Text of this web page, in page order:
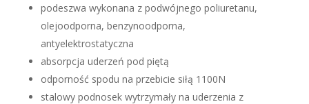
podeszwa wykonana z podwójnego poliuretanu,
olejoodporna, benzynoodporna,
antyelektrostatyczna
absorpcja uderzeń pod piętą
odporność spodu na przebicie siłą 1100N
stalowy podnosek wytrzymały na uderzenia z